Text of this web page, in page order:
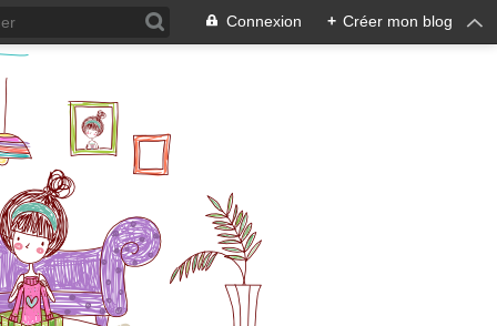
Connexion + Créer mon blog